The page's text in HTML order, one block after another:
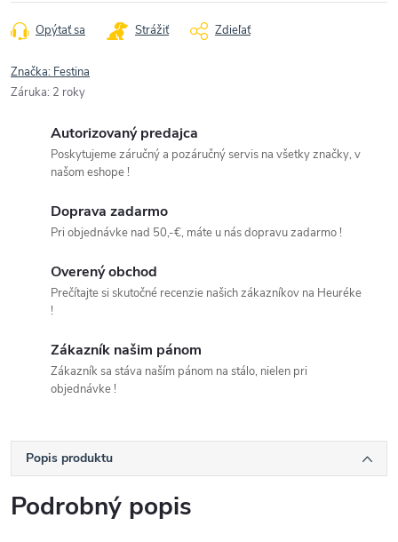
cena:
Opýtať sa Strážiť Zdieľať
Značka: Festina
Záruka: 2 roky
Autorizovaný predajca
Poskytujeme záručný a pozáručný servis na všetky značky, v
našom eshope !
Doprava zadarmo
Pri objednávke nad 50,-€, máte u nás dopravu zadarmo !
Overený obchod
Prečítajte si skutočné recenzie našich zákazníkov na Heuréke
!
Zákazník našim pánom
Zákazník sa stáva naším pánom na stálo, nielen pri
objednávke !
Popis produktu
Podrobný popis